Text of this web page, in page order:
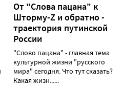
От "Слова пацана" к
Шторму-Z и обратно -
траектория путинской
России
"Слово пацана" - главная тема
культурной жизни "русского
мира" сегодня. Что тут сказать?
Какая жизн......